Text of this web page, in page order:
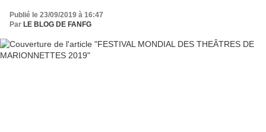
Publié le 23/09/2019 à 16:47
Par LE BLOG DE FANFG